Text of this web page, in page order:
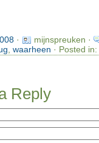
·
mijnspreuken ·
waarheen · Posted in:
Reply